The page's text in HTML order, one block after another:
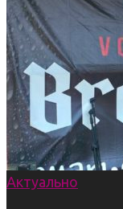
Актуально